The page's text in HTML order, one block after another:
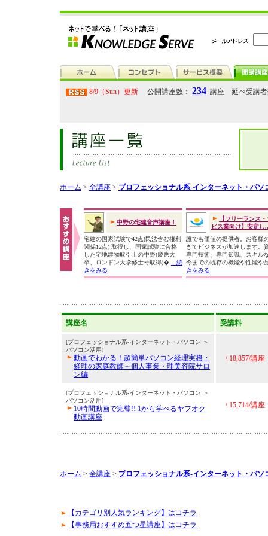
8/9（Sun）更新 公開講座数： 234 講座 延べ受講
ホーム > 全講座 > プロフェッショナル系-インターネット・パソ
中野の宅建音声講座！
宅建の国家試験で42点(民法含む権利
関係12点) 取得し、国家試験に合格
した宅地建物取引士の中野(慶應大
卒、ロンドン大学修士号取得)�
...続
きをみる
【フリーランス
ビス業向け】安定し
誰でも価値の提供者。お客様
きでビジネスが加速します。
専門技術、専門知識、スキル
今までの既存の機能や性能や
きをみる
講座名 受講料
[プロフェッショナル系-インターネット・パソコン ＞
パソコン活用]
動画でわかる！超簡単パソコン経理実務・
経理の家庭教師～個人事業・理美容院サロ
ン編
\ 18,857/講座
[プロフェッショナル系-インターネット・パソコン ＞
パソコン活用]
10時間動画で完璧!! 1から学べるヤフオク
動画講座
\ 15,714/講座
ホーム > 全講座 > プロフェッショナル系-インターネット・パソ
【カテゴリ別人気ランキング】はコチラ
【事務局おすすめ五つ星講座】はコチラ